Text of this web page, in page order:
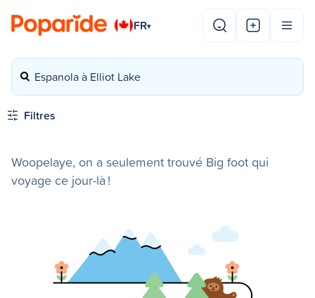
FR▾
Espanola à Elliot Lake
Filtres
Woopelaye, on a seulement trouvé Big foot qui
voyage ce jour-là !